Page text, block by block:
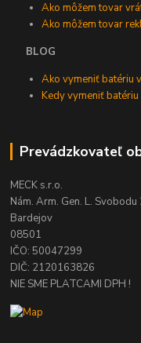
Ako môžem tovar
Ako môžem tovar
BLOG
Ako vymeniť batériu
Kedy vymeniť
Prevádzkovateľ
MECK s.r.o.
Nám. Arm. Gen. L.
Bardejov
08501
IČO: 50047299
DIČ: 2120163826
NIE SME PLATCAMI DPH !